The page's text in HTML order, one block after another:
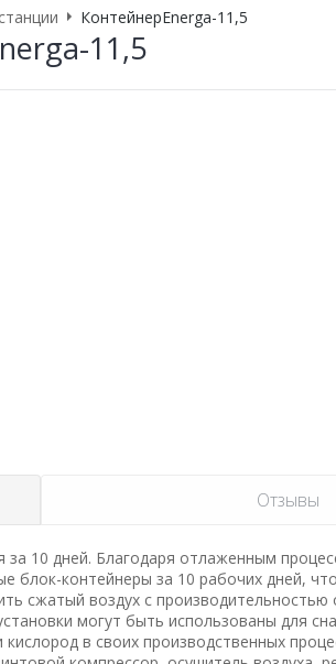
КонтейнерEnerga-11,5
11,5
Отзывы
10 дней. Благодаря отлаженным
контейнеры за 10 рабочих дней,
сжатый воздух с производительностью
могут быть использованы для
в своих производственных